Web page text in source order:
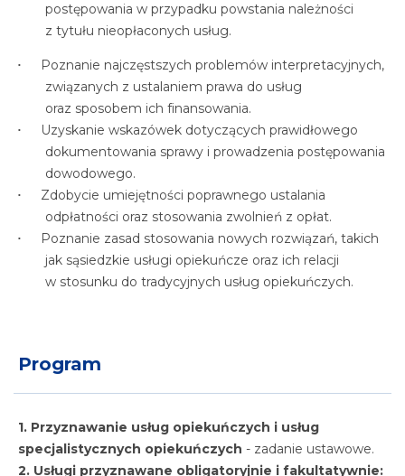
postępowania w przypadku powstania należności
z tytułu nieopłaconych usług.
Poznanie najczęstszych problemów interpretacyjnych,
związanych z ustalaniem prawa do usług
oraz sposobem ich finansowania.
Uzyskanie wskazówek dotyczących prawidłowego
dokumentowania sprawy i prowadzenia postępowania
dowodowego.
Zdobycie umiejętności poprawnego ustalania
odpłatności oraz stosowania zwolnień z opłat.
Poznanie zasad stosowania nowych rozwiązań, takich
jak sąsiedzkie usługi opiekuńcze oraz ich relacji
w stosunku do tradycyjnych usług opiekuńczych.
Program
1. Przyznawanie usług opiekuńczych i usług
specjalistycznych opiekuńczych - zadanie ustawowe.
2. Usługi przyznawane obligatoryjnie i fakultatywnie: